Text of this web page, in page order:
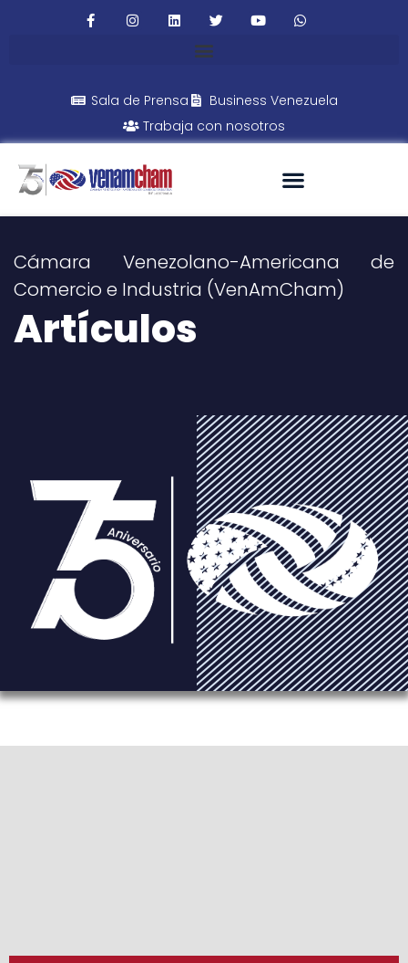
Sala de Prensa
Business Venezuela
Trabaja con nosotros
Cámara Venezolano-Americana de
Comercio e Industria (VenAmCham)
Artículos